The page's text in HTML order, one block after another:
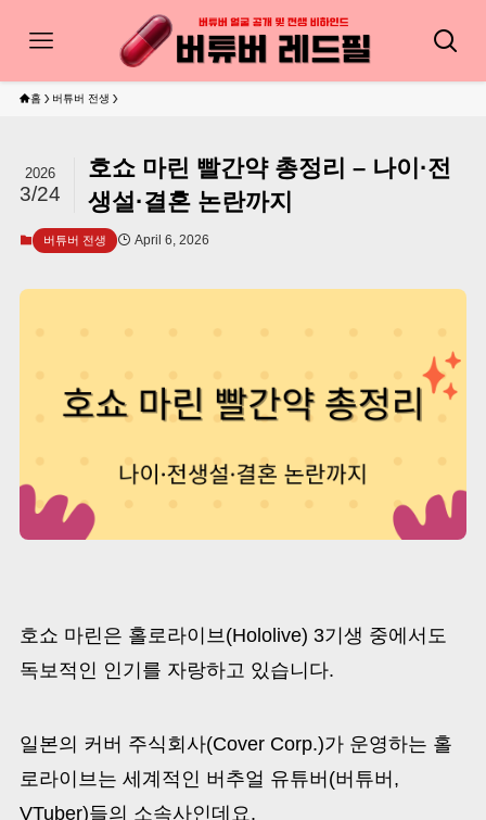
홈 버튜버 전생
호쇼 마린 빨간약 총정리 – 나이·전
생설·결혼 논란까지
2026
3/24
버튜버 전생 April 6, 2026
호쇼 마린은 홀로라이브(Hololive) 3기생 중에서도
독보적인 인기를 자랑하고 있습니다.
일본의 커버 주식회사(Cover Corp.)가 운영하는 홀
로라이브는 세계적인 버추얼 유튜버(버튜버,
VTuber)들의 소속사인데요.